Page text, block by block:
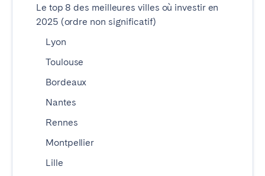
Le top 8 des meilleures villes où investir en
2025 (ordre non significatif)
Lyon
Toulouse
Bordeaux
Nantes
Rennes
Montpellier
Lille
ESPAGNE
Saint-Sébastien
Zaragoza